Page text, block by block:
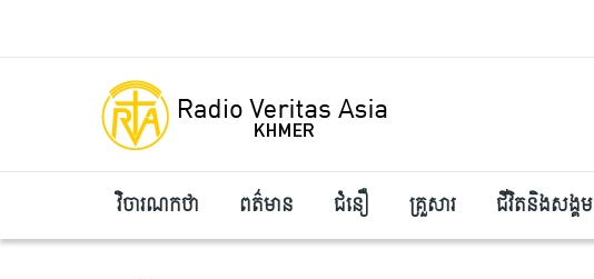
វិចារណកថា ពត៌មាន ជំនឿ គ្រួសារ ជីវិតនិងសង្គម